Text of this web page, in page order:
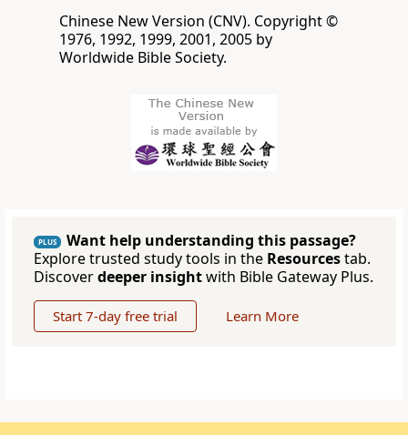
Chinese New Version (CNV). Copyright ©
1976, 1992, 1999, 2001, 2005 by
Worldwide Bible Society.
PLUS
Want help understanding this passage?
Explore trusted study tools in the Resourcestab.
Discoverdeeper insightwith Bible Gateway Plus.
Start 7-day free trial Learn More